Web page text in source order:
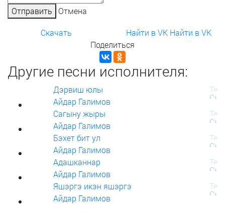
Отправить Отмена
Скачать Найти в VK Найти в VK
Поделиться
Другие песни исполнителя:
Дэрвиш юлы
Айдар Галимов
Сагыну жыры
Айдар Галимов
Бэхет бит ул
Айдар Галимов
Адашканнар
Айдар Галимов
Яшэргэ икэн яшэргэ
Айдар Галимов